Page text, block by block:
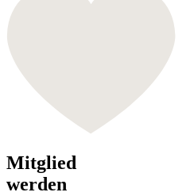
Mitglied
werden